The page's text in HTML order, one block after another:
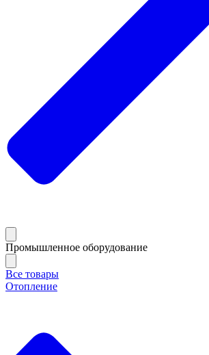
Промышленное оборудование
Все товары
Отопление